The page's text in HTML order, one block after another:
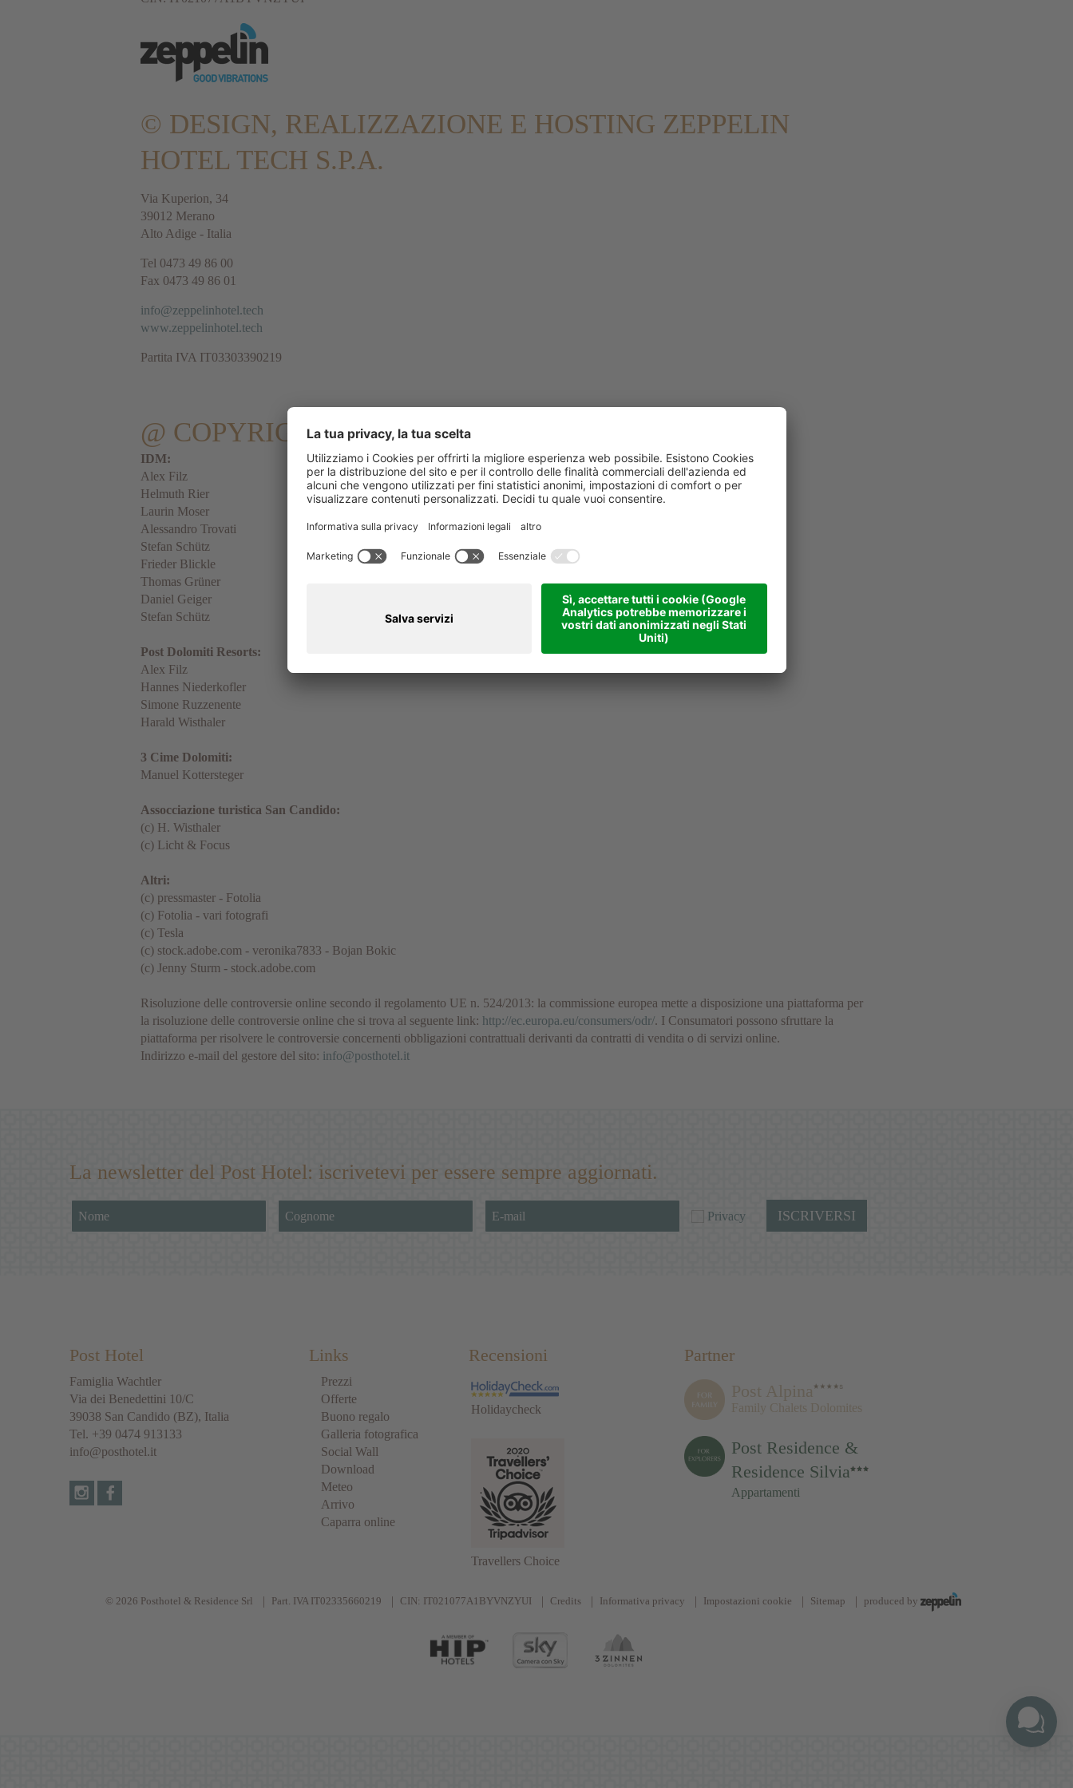
© DESIGN, REALIZZAZIONE E HOSTING ZEPPELIN
HOTEL TECH S.P.A.
Via Kuperion, 34
39012 Merano
Alto Adige - Italia
Tel 0473 49 86 00
Fax 0473 49 86 01
info@zeppelinhotel.tech
www.zeppelinhotel.tech
Partita IVA IT03303390219
@ COPYRIGHT IMMAGINI
IDM:
Alex Filz
Helmuth Rier
Laurin Moser
Alessandro Trovati
Stefan Schütz
Frieder Blickle
Thomas Grüner
Daniel Geiger
Stefan Schütz
Post Dolomiti Resorts:
Alex Filz
Hannes Niederkofler
Simone Ruzzenente
Harald Wisthaler
3 Cime Dolomiti:
Manuel Kottersteger
Assocciazione turistica San Candido:
(c) H. Wisthaler
(c) Licht & Focus
Altri:
(c) pressmaster - Fotolia
(c) Fotolia - vari fotografi
(c) Tesla
(c) stock.adobe.com - veronika7833 - Bojan Bokic
(c) Jenny Sturm - stock.adobe.com
Risoluzione delle controversie online secondo il regolamento UE n. 524/2013: la commissione europea mette a disposizione una piattaforma per
la risoluzione delle controversie online che si trova al seguente link: http://ec.europa.eu/consumers/odr/. I Consumatori possono sfruttare la
piattaforma per risolvere le controversie concernenti obbligazioni contrattuali derivanti da contratti di vendita o di servizi online.
Indirizzo e-mail del gestore del sito: info@posthotel.it
La newsletter del Post Hotel: iscrivetevi per essere sempre aggiornati.
Privacy ISCRIVERSI
Post Hotel
Famiglia Wachtler
Via dei Benedettini 10/C
39038 San Candido (BZ), Italia
Tel. +39 0474 913133
info@posthotel.it
Links
Prezzi
Offerte
Buono regalo
Galleria fotografica
Social Wall
Download
Meteo
Arrivo
Caparra online
Recensioni
Holidaycheck
Travellers Choice
Partner
Post Alpina
Family Chalets Dolomites
Post Residence &
Residence Silvia
Appartamenti
© 2026 Posthotel & Residence Srl Part. IVA IT02335660219 CIN: IT021077A1BYVNZYUI Credits Informativa privacy Impostazioni cookie Sitemap produced by